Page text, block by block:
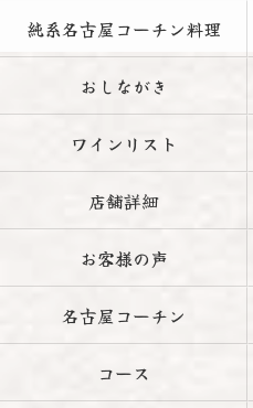
純系名古屋コーチン料理
おしながき
ワインリスト
店舗詳細
お客様の声
名古屋コーチン
コース